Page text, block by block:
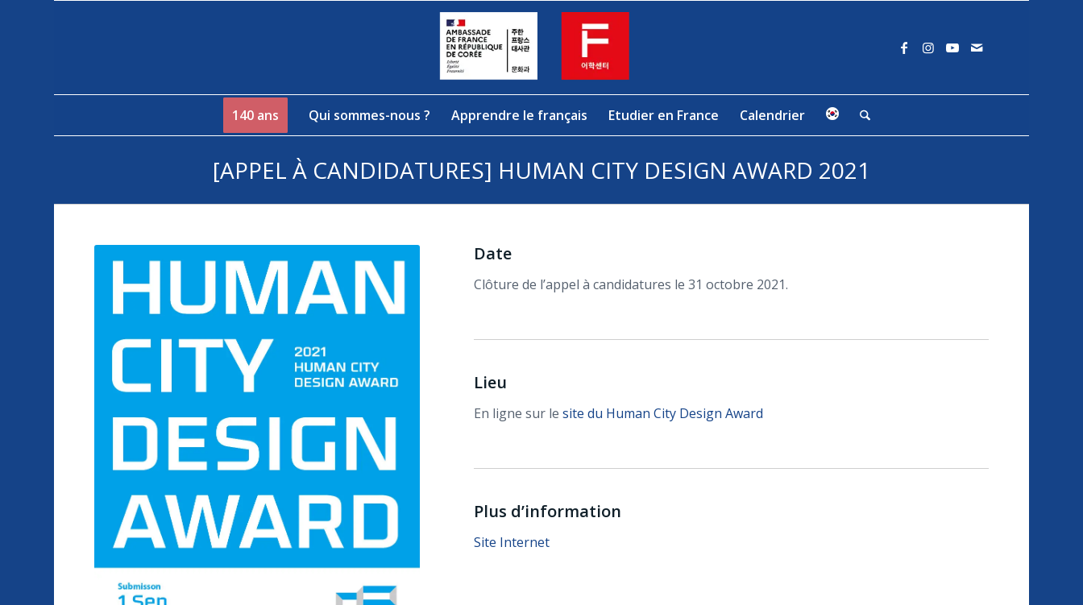
140 ans Qui sommes-nous ? Apprendre le français Etudier en France Calendrier
[APPEL À CANDIDATURES] HUMAN CITY DESIGN AWARD 2021
Date
Clôture de l’appel à candidatures le 31 octobre 2021.
Lieu
En ligne sur le site du Human City Design Award
Plus d’information
Site Internet